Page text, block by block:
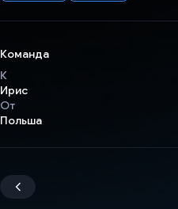
Команда
К
Ирис
От
Польша